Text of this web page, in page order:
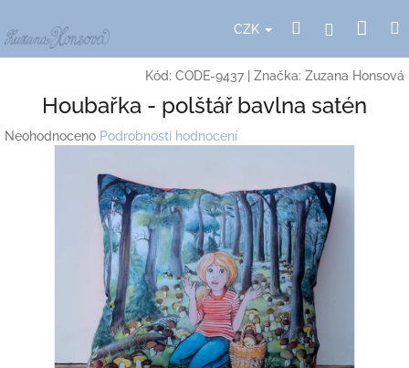
na
obsah
CZK HledatPřihlášení
Kód: CODE-9437 Značka: Zuzana Honsová
Houbařka - polštář bavlna satén
Průměrné
Neohodnoceno Podrobnosti hodnocení